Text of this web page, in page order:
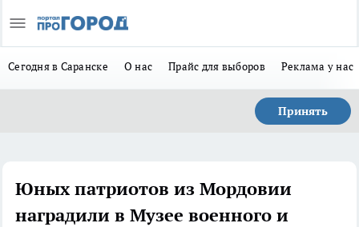
Сегодня в Саранске О нас Прайс для выборов Реклама у нас
Принять
Юных патриотов из Мордовии
наградили в Музее военного и